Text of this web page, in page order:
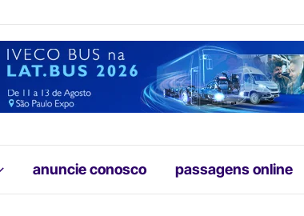
anuncie conosco passagens online